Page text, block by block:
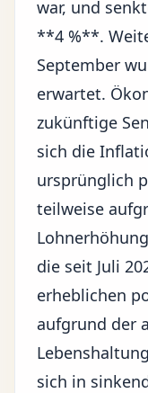
war, und
**4 %**.
September
erwartet.
zukünftige
sich die
ursprünglich
teilweise
die seit Juli
erheblichen
aufgrund der
sich in